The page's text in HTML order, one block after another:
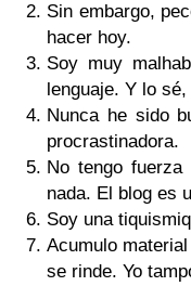
Sin embargo,
hacer hoy.
Soy muy
lenguaje. Y lo
Nunca he sido
procrastinadora.
No tengo
nada. El blog es
Soy una
Acumulo
se rinde. Yo